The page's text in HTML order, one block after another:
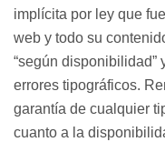
implícita por ley que
web y todo su
“según
errores tipográficos.
garantía de cualquier
cuanto a la